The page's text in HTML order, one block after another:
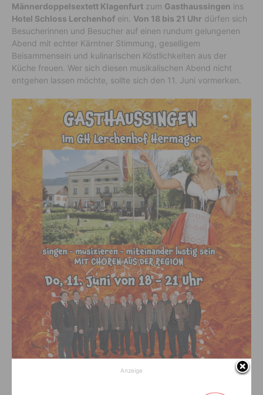
Männerdoppelsextett Klagenfurt zum Gasthaussingen ins
Hotel Schloss Lerchenhof ein. Von 18 bis 21 Uhr dürfen sich
Besucherinnen und Besucher auf einen rundum gelungenen
Abend mit echter Kärntner Stimmung, geselligem
Beisammensein und kulinarischen Köstlichkeiten aus der
Küche freuen. Wer sich diesen musikalischen Abend nicht
entgehen lassen möchte, sollte sich den 11. Juni vormerken.
Anzeige